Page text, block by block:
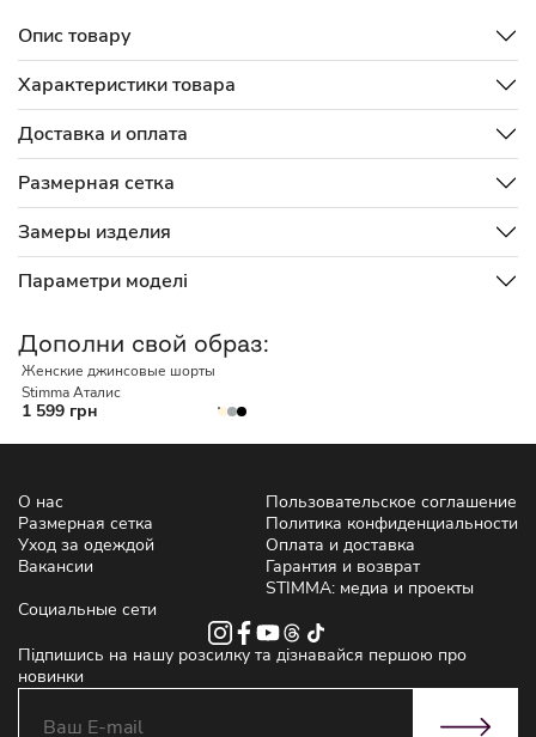
Опис товару
Характеристики товара
Доставка и оплата
Размерная сетка
Замеры изделия
Параметри моделі
Дополни свой образ:
Женские джинсовые шорты
Stimma Аталис
1 599 грн
О нас
Размерная сетка
Уход за одеждой
Вакансии
Пользовательское соглашение
Политика конфиденциальности
Оплата и доставка
Гарантия и возврат
STIMMA: медиа и проекты
Социальные сети
Підпишись на нашу розсилку та дізнавайся першою про
новинки